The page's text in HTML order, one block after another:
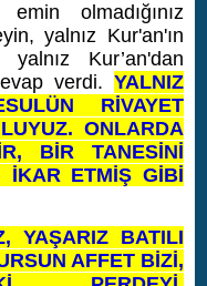
olmadığınız
yalnız Kur'an'ın
Kur’an'dan
verdi. YALNIZ
RİVAYET
. ONLARDA
BİR TANESİNİ
İKAR ETMİŞ GİBİ
YAŞARIZ BATILI
AFFET BİZİ,